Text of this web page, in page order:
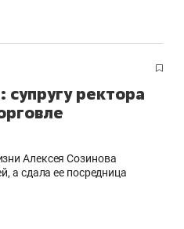
ректора
Алексея Созинова
а сдала ее посредница